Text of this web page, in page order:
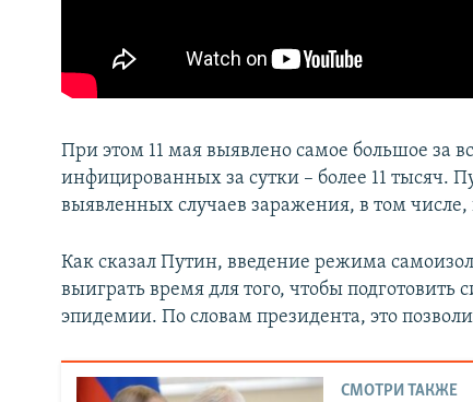
При этом 11 мая выявлено самое большое за
инфицированных за сутки – более 11 тысяч.
выявленных случаев заражения, в том числе,
Как сказал Путин, введение режима
выиграть время для того, чтобы подготовить
эпидемии. По словам президента, это
СМОТРИ ТАКЖЕ